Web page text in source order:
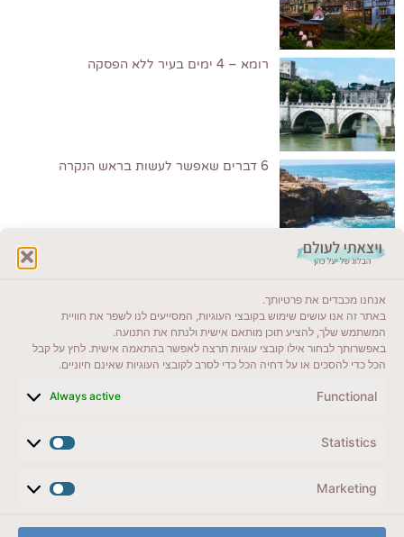
אנחנו מכבדים את פרטיותך.
באתר זה אנו עושים שימוש בקובצי העוגיות, המסייעים לנו לשפר את חוויית
המשתמש שלך, להציע תוכן מותאם אישית ולנתח את התנועה.
באפשרותך לבחור אילו קובצי עוגיות תרצה לאפשר בהתאמה אישית. לחץ על קבל
הכל כדי להסכים או על דחיה הכל כדי לסרב לקובצי העוגיות שאינם חיוניים.
Functional
Always active
Statistics
Marketing
רומא – 4 ימים בעיר ללא הפסקה
6 דברים שאפשר לעשות בראש הנקרה
ייעדים מומלצים
מדריכים ועזרים
לשליחת הודעת וואטסאפ
veyatsati.laolam@gmail.com